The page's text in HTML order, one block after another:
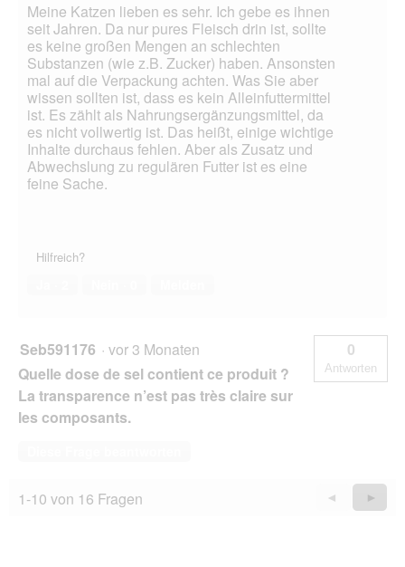
Meine Katzen lieben es sehr. Ich gebe es ihnen
seit Jahren. Da nur pures Fleisch drin ist, sollte
es keine großen Mengen an schlechten
Substanzen (wie z.B. Zucker) haben. Ansonsten
mal auf die Verpackung achten. Was Sie aber
wissen sollten ist, dass es kein Alleinfuttermittel
ist. Es zählt als Nahrungsergänzungsmittel, da
es nicht vollwertig ist. Das heißt, einige wichtige
Inhalte durchaus fehlen. Aber als Zusatz und
Abwechslung zu regulären Futter ist es eine
feine Sache.
Hilfreich?
Seb591176 · vor 3 Monaten
Quelle dose de sel contient ce produit ?
La transparence n’est pas très claire sur
les composants.
0
Antworten
1-10 von 16 Fragen
Zurück
Questions
◄
Weiter
►